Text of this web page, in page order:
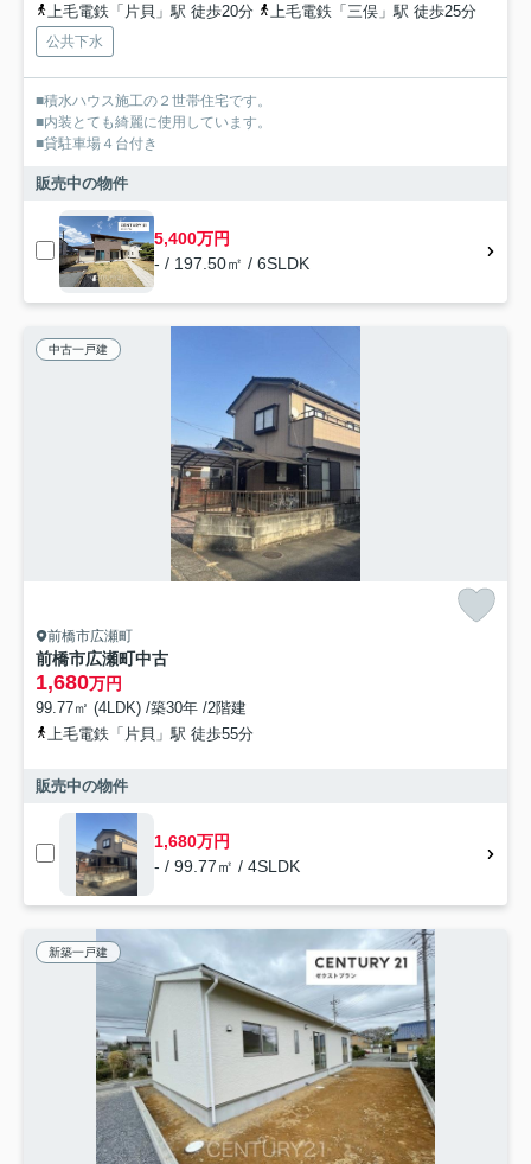
上毛電鉄「片貝」駅 徒歩20分
上毛電鉄「三俣」駅 徒歩25分
公共下水
■積水ハウス施工の２世帯住宅です。
■内装とても綺麗に使用しています。
■貸駐車場４台付き
販売中の物件
5,400万円
- / 197.50㎡ / 6SLDK
中古一戸建
前橋市広瀬町
前橋市広瀬町中古
1,680万円
99.77㎡ (4LDK) /築30年 /2階建
上毛電鉄「片貝」駅 徒歩55分
販売中の物件
1,680万円
- / 99.77㎡ / 4SLDK
新築一戸建